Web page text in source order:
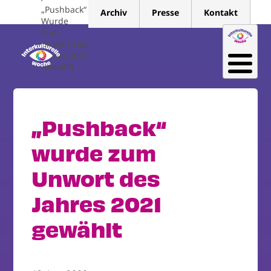
„Pushback“
Wurde
Zum
Unwort Des
Jahres 2021
Gewählt
Archiv Presse Kontakt
„Pushback“
wurde zum
Unwort des
Jahres 2021
gewählt